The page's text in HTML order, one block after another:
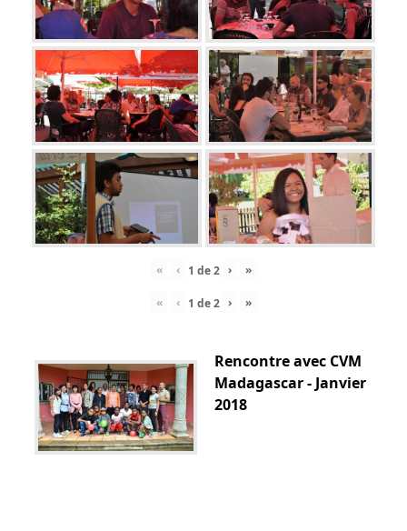
« ‹ 1 de2 › »
« ‹ 1 de2 › »
Rencontre avec CVM
Madagascar - Janvier
2018